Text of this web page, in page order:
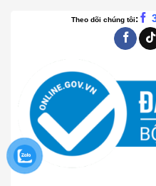
Theo dõi chúng tôi: